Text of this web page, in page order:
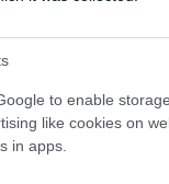
to enable storage
like cookies on
in apps.
a mobilitás
RBR